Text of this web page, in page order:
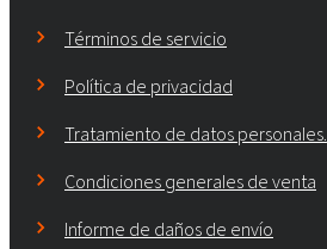
Términos de servicio
Política de privacidad
Tratamiento de datos personales.
Condiciones generales de venta
Informe de daños de envío